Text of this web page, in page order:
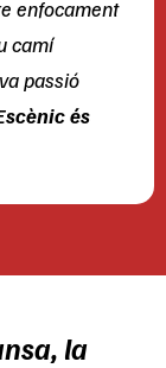
enfocament
camí
passió
és
la